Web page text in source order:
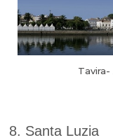
8. Santa Luzia